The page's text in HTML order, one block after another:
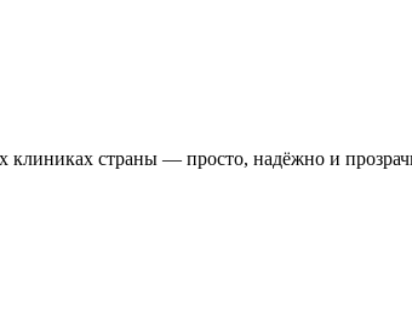
страны — просто, надёжно и